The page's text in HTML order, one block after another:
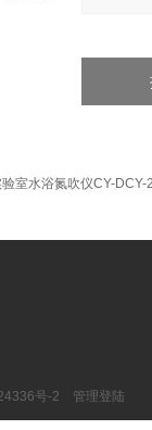
室水浴氮吹仪CY-
号-2 管理登陆